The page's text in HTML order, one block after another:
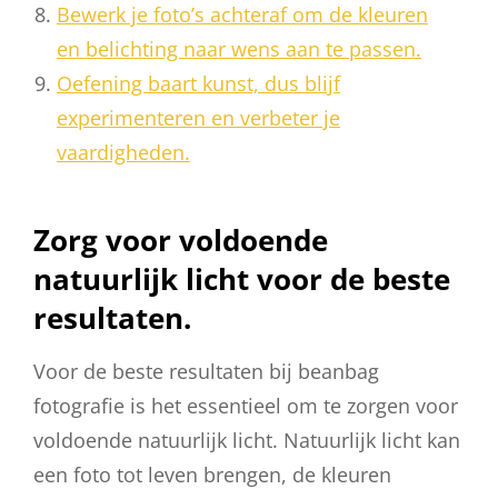
Bewerk je foto’s achteraf om de kleuren
en belichting naar wens aan te passen.
Oefening baart kunst, dus blijf
experimenteren en verbeter je
vaardigheden.
Zorg voor voldoende
natuurlijk licht voor de beste
resultaten.
Voor de beste resultaten bij beanbag
fotografie is het essentieel om te zorgen voor
voldoende natuurlijk licht. Natuurlijk licht kan
een foto tot leven brengen, de kleuren